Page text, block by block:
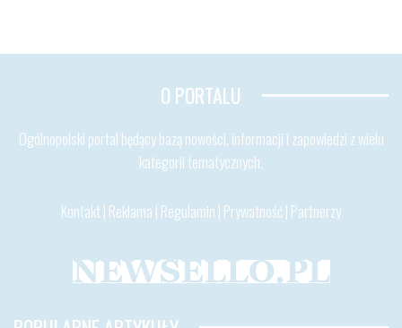
O PORTALU
Ogólnopolski portal będący bazą nowości, informacji i zapowiedzi z wielu
kategorii tematycznych.
Kontakt | Reklama | Regulamin | Prywatność| Partnerzy